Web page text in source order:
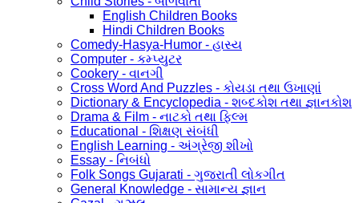
English Children Books
Hindi Children Books
Comedy-Hasya-Humor - હાસ્ય
Computer - કમ્પ્યુટર
Cookery - વાનગી
Cross Word And Puzzles - કોયડા તથા ઉખાણાં
Dictionary & Encyclopedia - શબ્દકોશ તથા જ્ઞાનકોશ
Drama & Film - નાટકો તથા ફિલ્મ
Educational - શિક્ષણ સંબંધી
English Learning - અંગ્રેજી શીખો
Essay - નિબંધો
Folk Songs Gujarati - ગુજરાતી લોકગીત
General Knowledge - સામાન્ય જ્ઞાન